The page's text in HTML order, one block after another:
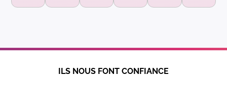
ILS NOUS FONT CONFIANCE